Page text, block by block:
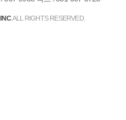
.ALL RIGHTS RESERVED.